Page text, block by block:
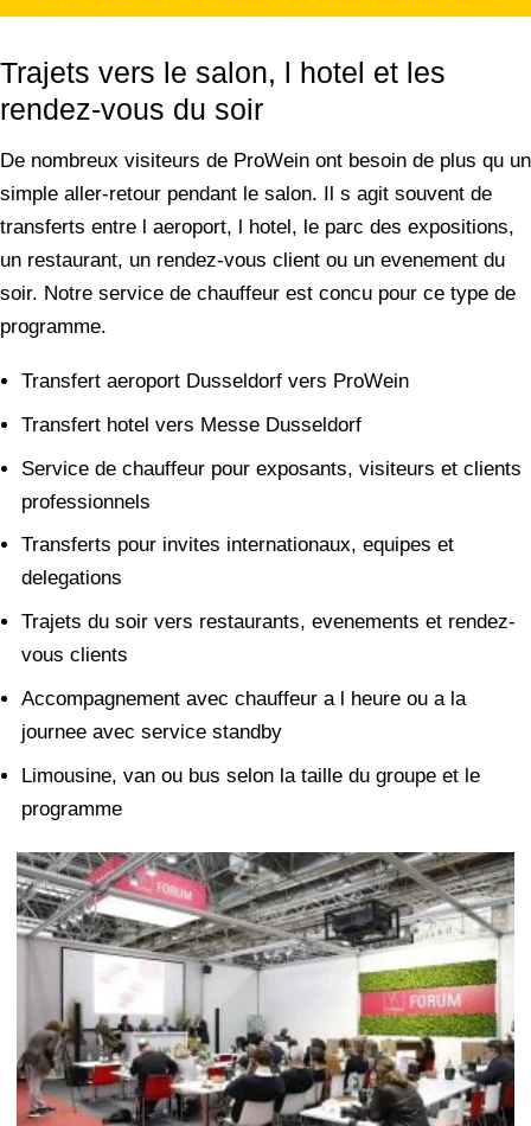
Trajets vers le salon, l hotel et les
rendez-vous du soir
De nombreux visiteurs de ProWein ont besoin de plus qu un
simple aller-retour pendant le salon. Il s agit souvent de
transferts entre l aeroport, l hotel, le parc des expositions,
un restaurant, un rendez-vous client ou un evenement du
soir. Notre service de chauffeur est concu pour ce type de
programme.
Transfert aeroport Dusseldorf vers ProWein
Transfert hotel vers Messe Dusseldorf
Service de chauffeur pour exposants, visiteurs et clients
professionnels
Transferts pour invites internationaux, equipes et
delegations
Trajets du soir vers restaurants, evenements et rendez-
vous clients
Accompagnement avec chauffeur a l heure ou a la
journee avec service standby
Limousine, van ou bus selon la taille du groupe et le
programme